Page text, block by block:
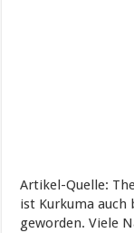
Artikel-Quelle:
ist Kurkuma auch
geworden. Viele